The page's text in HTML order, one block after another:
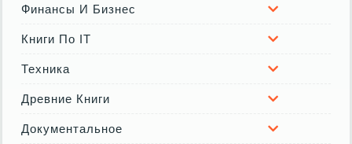
Финансы И Бизнес
Книги По IT
Техника
Древние Книги
Документальное